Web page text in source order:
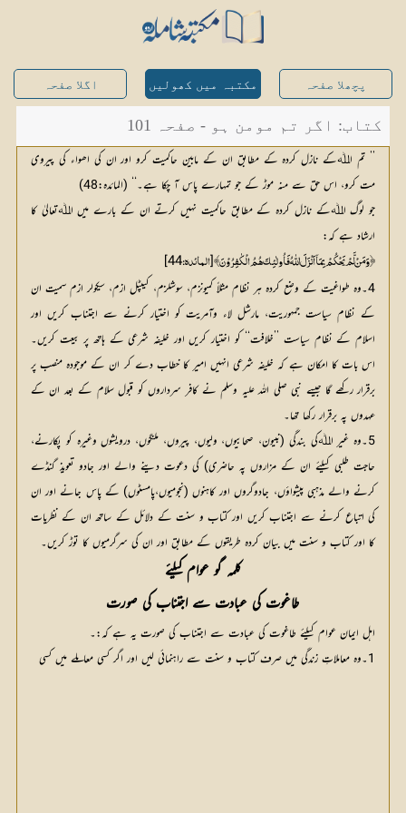
پچھلا صفحہ مکتبہ میں کھولیں اگلا صفحہ
کتاب: اگر تم مومن ہو - صفحہ 101
’’ تم اﷲکے نازل کردہ کے مطابق ان کے مابین حاکمیت کرو اور ان کی اھواء کی پیروی
مت کرو، اس حق سے منہ موڑ کے جو تمہارے پاس آ چکا ہے۔‘‘ (المائدہ:48)
جو لوگ اﷲکے نازل کردہ کے مطابق حاکمیت نہیں کرتے ان کے بارے میں اﷲتعالیٰ کا
ارشاد ہے کہ:
﴿ وَمَنْ لَّمْ یَحْکُمْ بِمَآ اَنْزَلَ اللّٰہُ فَاُولٰئِکَ ھُمُ الْکٰفِرُوْنَ ﴾[المائدہ:44
]
4۔وہ طواغیت کے وضع کردہ ہر نظام مثلاً کمیونزم، سوشلزم، کیپٹل ازم، سیکولر ازم سمیت ان
کے نظام سیاست جمہوریت، مارشل لاء وآمریت کو اختیار کرنے سے اجتناب کریں اور
اسلام کے نظام سیاست ’’خلافت‘‘ کو اختیار کریں اور خلیفہ شرعی کے ہاتھ پر بیعت کریں۔
اس بات کا امکان ہے کہ خلیفہ شرعی انہیں امیر کا خطاب دے کر ان کے موجودہ منصب پر
برقرار رکھے گا جیسے نبی صلی اللہ علیہ وسلم نے کافر سرداروں کو قبول سلام کے بعد ان کے
عہدوں پہ برقرار رکھا تھا۔
5۔وہ غیر اﷲکی بندگی (نبیون، صحابیوں، ولیوں، پیروں، ملنگوں، درویشوں وغیرہ کو پکارنے،
حاجت طلبی کیلئے ان کے مزاروں پہ حاضری) کی دعوت دینے والے اور جادو تعویذ گنڈے
کرنے والے مذہبی پیشواؤں، جادوگروں اور کاہنوں (نجومیوں،پامسٹوں) کے پاس جانے اور ان
کی اتباع کرنے سے اجتناب کریں اور کتاب و سنت کے دلائل کے ساتھ ان کے نظریات
کا اور کتاب و سنت میں بیان کردہ طریقوں کے مطابق اور ان کی سرگرمیوں کا توڑ کریں۔
کلمہ گو عوام کیلئے
طاغوت کی عبادت سے اجتناب کی صورت
اہل ایمان عوام کیلئے طاغوت کی عبادت سے اجتناب کی صورت یہ ہے کہ:۔
1۔وہ معاملاتِ زندگی میں صرف کتاب و سنت سے راہنمائی لیں اور اگر کسی معاملے میں کسی